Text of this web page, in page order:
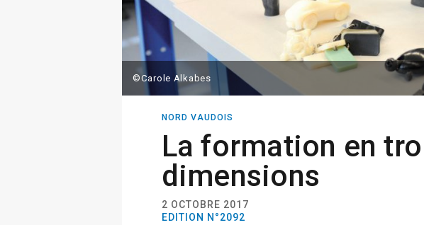
©Carole Alkabes
NORD VAUDOIS
La formation en
dimensions
2 OCTOBRE 2017
EDITION N°2092